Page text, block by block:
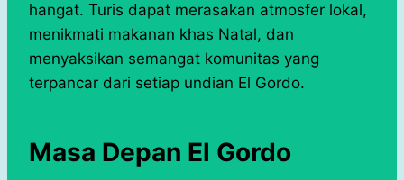
hangat. Turis dapat merasakan atmosfer lokal,
menikmati makanan khas Natal, dan
menyaksikan semangat komunitas yang
terpancar dari setiap undian El Gordo.
Masa Depan El Gordo